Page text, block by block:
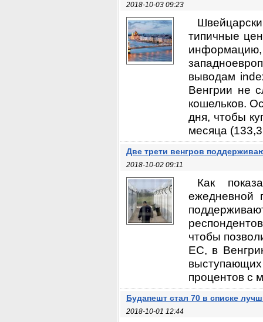
2018-10-03 09:23
типичные
выводам
Венгрии не
кошельков.
дня, чтобы
месяца
Две трети венгров
2018-10-02 09:11
Как
ежедневной
чтобы
ЕС, в
процентов с
Будапешт стал 70 в списке
2018-10-01 12:44